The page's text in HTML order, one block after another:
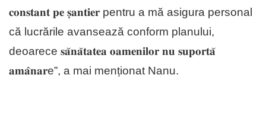
𝐜𝐨𝐧𝐬𝐭𝐚𝐧𝐭 𝐩𝐞 𝐬̦𝐚𝐧𝐭𝐢𝐞𝐫 pentru a mă asigura personal
că lucrările avansează conform planului,
deoarece 𝐬𝐚̆𝐧𝐚̆𝐭𝐚𝐭𝐞𝐚 𝐨𝐚𝐦𝐞𝐧𝐢𝐥𝐨𝐫 𝐧𝐮 𝐬𝐮𝐩𝐨𝐫𝐭𝐚̆
𝐚𝐦𝐚̂𝐧𝐚𝐫e”, a mai menționat Nanu.